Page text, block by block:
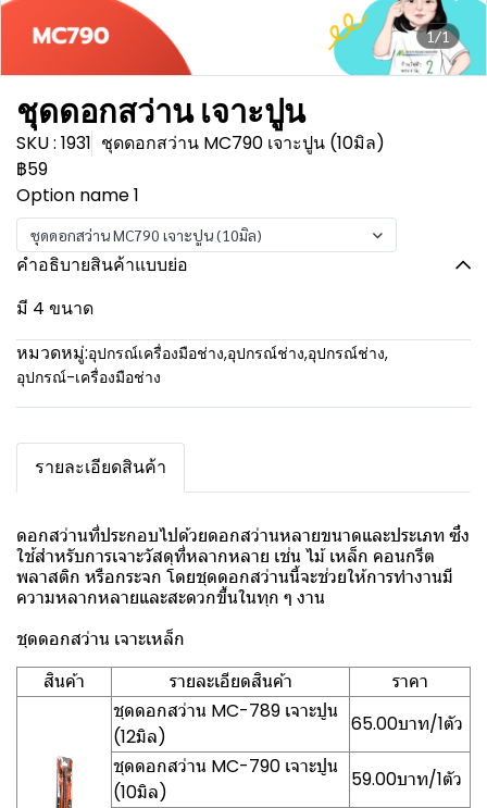
1/1
ชุดดอกสว่าน เจาะปูน
SKU : 1931 ชุดดอกสว่าน MC790 เจาะปูน (10มิล)
฿59
Option name 1
ชุดดอกสว่าน MC790 เจาะปูน (10มิล)
คำอธิบายสินค้าแบบย่อ
มี 4 ขนาด
หมวดหมู่:อุปกรณ์เครื่องมือช่าง,อุปกรณ์ช่าง,อุปกรณ์ช่าง,
อุปกรณ์-เครื่องมือช่าง
รายละเอียดสินค้า
ดอกสว่านที่ประกอบไปด้วยดอกสว่านหลายขนาดและประเภท ซึ่ง
ใช้สำหรับการเจาะวัสดุที่หลากหลาย เช่น ไม้ เหล็ก คอนกรีต
พลาสติก หรือกระจก โดยชุดดอกสว่านนี้จะช่วยให้การทำงานมี
ความหลากหลายและสะดวกขึ้นในทุก ๆ งาน
ชุดดอกสว่าน เจาะเหล็ก
สินค้า
รายละเอียดสินค้า
ราคา
ชุดดอกสว่าน MC-789 เจาะปูน
(12มิล)
65.00บาท/1ตัว
ชุดดอกสว่าน MC-790 เจาะปูน
(10มิล)
59.00บาท/1ตัว